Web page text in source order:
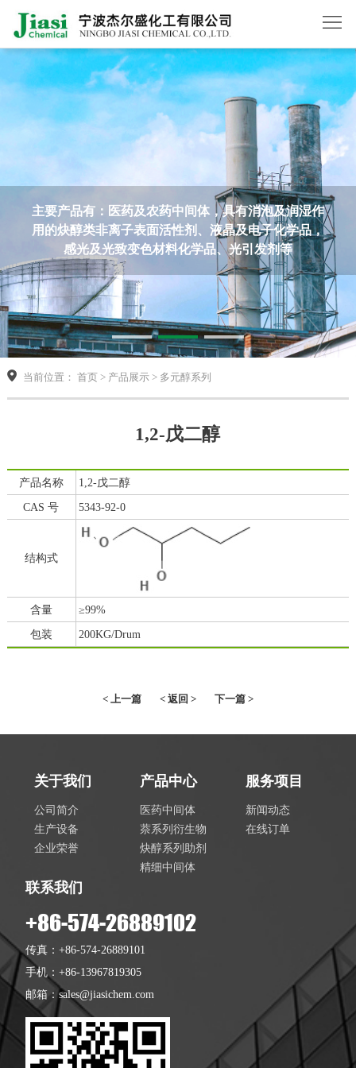
态
订
单
系
我
们
English
主要产品有：医药及农药中间体，具有消泡及润湿作
用的炔醇类非离子表面活性剂、液晶及电子化学品，
感光及光致变色材料化学品、光引发剂等
当前位置： 首页 > 产品展示 > 多元醇系列
1,2-戊二醇
产品名称
1,2-戊二醇
CAS 号
5343-92-0
结构式
含量
≥99%
包装
200KG/Drum
< 上一篇 < 返回 > 下一篇 >
关于我们
公司简介
生产设备
企业荣誉
产品中心
医药中间体
萘系列衍生物
炔醇系列助剂
精细中间体
服务项目
新闻动态
在线订单
联系我们
+86-574-26889102
传真：+86-574-26889101
手机：+86-13967819305
邮箱：sales@jiasichem.com